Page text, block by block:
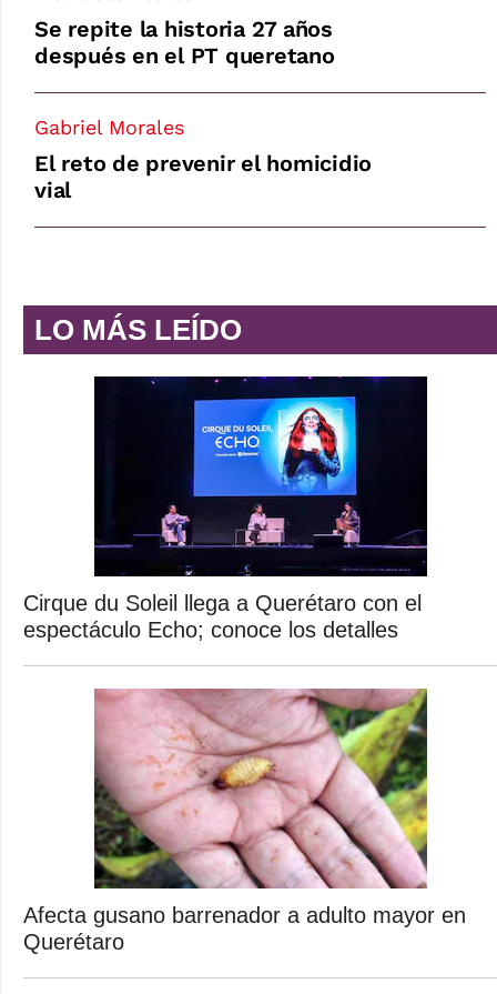
Se repite la historia 27 años
después en el PT queretano
Gabriel Morales
El reto de prevenir el homicidio
vial
LO MÁS LEÍDO
Cirque du Soleil llega a Querétaro con el
espectáculo Echo; conoce los detalles
Afecta gusano barrenador a adulto mayor en
Querétaro